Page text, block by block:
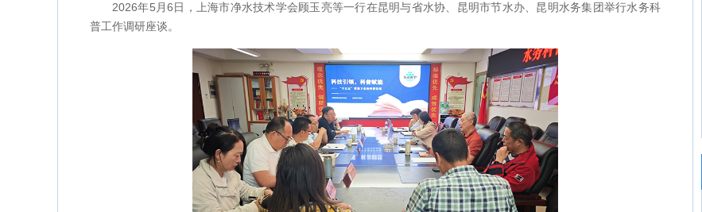
2026年5月6日，上海市净水技术学会顾玉亮等一行在昆明与省水协、昆明市节水办、昆明水务集团举行水务科
普工作调研座谈。